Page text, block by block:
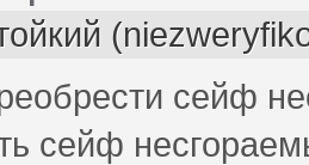
сейф
сейф